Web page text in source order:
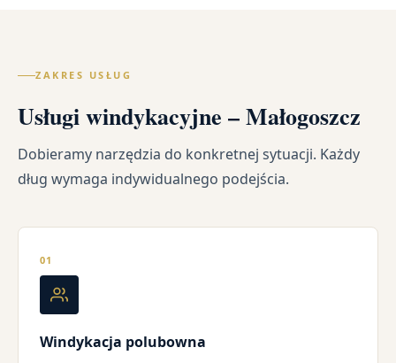
ZAKRES USŁUG
Usługi windykacyjne – Małogoszcz
Dobieramy narzędzia do konkretnej sytuacji. Każdy
dług wymaga indywidualnego podejścia.
01
Windykacja polubowna